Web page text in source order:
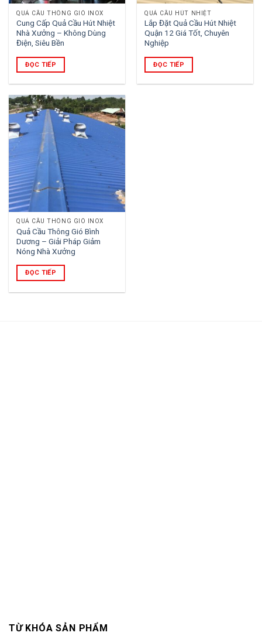
QUẢ CẦU THÔNG GIÓ INOX
Cung Cấp Quả Cầu Hút Nhiệt
Nhà Xưởng – Không Dùng
Điện, Siêu Bền
ĐỌC TIẾP
QUẢ CẦU HÚT NHIỆT
Lắp Đặt Quả Cầu Hút Nhiệt
Quận 12 Giá Tốt, Chuyên
Nghiệp
ĐỌC TIẾP
QUẢ CẦU THÔNG GIÓ INOX
Quả Cầu Thông Gió Bình
Dương – Giải Pháp Giảm
Nóng Nhà Xưởng
ĐỌC TIẾP
TỪ KHÓA SẢN PHẨM